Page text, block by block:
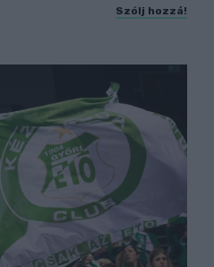
Szólj hozzá!